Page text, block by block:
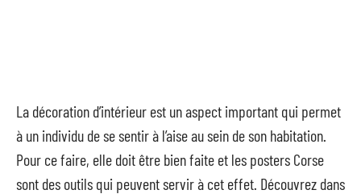
La décoration d’intérieur est un aspect important qui permet
à un individu de se sentir à l’aise au sein de son habitation.
Pour ce faire, elle doit être bien faite et les posters Corse
sont des outils qui peuvent servir à cet effet. Découvrez dans